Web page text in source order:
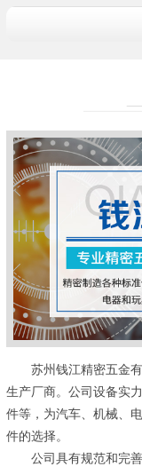
苏州钱江精密五金有
生产厂商。公司设备实
件等，为汽车、机械、
件的选择。
公司具有规范和完善